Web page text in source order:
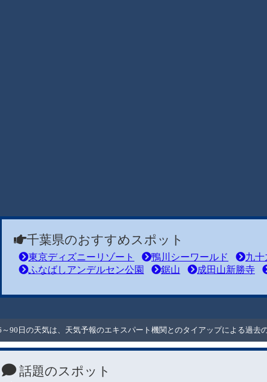
千葉県のおすすめスポット
東京ディズニーリゾート 鴨川シーワールド 九十
ふなばしアンデルセン公園
鋸山 成田山新勝寺
90日の天気は、天気予報のエキスパート機関とのタイアップによる過去
話題のスポット